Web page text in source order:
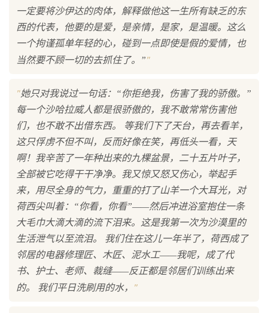
一定要将沙伊达的肉体，解释做他这一生所有缺乏的东
西的代表，他要的是爱，是亲情，是家，是温暖。这么
一个拘谨孤单年轻的心，碰到一点即使是假的爱情，也
当然要不顾一切的去抓住了。”"
"她只对我说过一句话：“你拒绝我，伤害了我的骄傲。”
每一个沙哈拉威人都是很骄傲的，我不敢常常伤害他
们，也不敢不出借东西。 等我们下了天台，再去看羊，
这只俘虏不但不叫，反而好像在笑，再低头一看，天
啊！我辛苦了一年种出来的九棵盆景，二十五片叶子，
全部被它吃得干干净净。我又惊又怒又伤心，举起手
来，用尽全身的气力，重重的打了山羊一个大耳光，对
荷西尖叫着：“你看，你看”——然后冲进浴室抱住一条
大毛巾大滴大滴的流下泪来。这是我第一次为沙漠里的
生活泄气以至流泪。 我们住在这儿一年半了，荷西成了
邻居的电器修理匠、木匠、泥水工——我呢，成了代
书、护士、老师、裁缝——反正都是邻居们训练出来
的。 我们平日洗刷用的水，
"